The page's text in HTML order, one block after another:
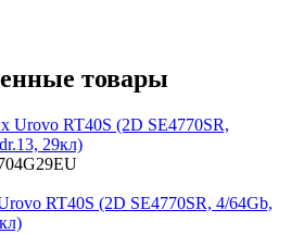
товары
RT40S (2D SE4770SR, 4/64Gb,